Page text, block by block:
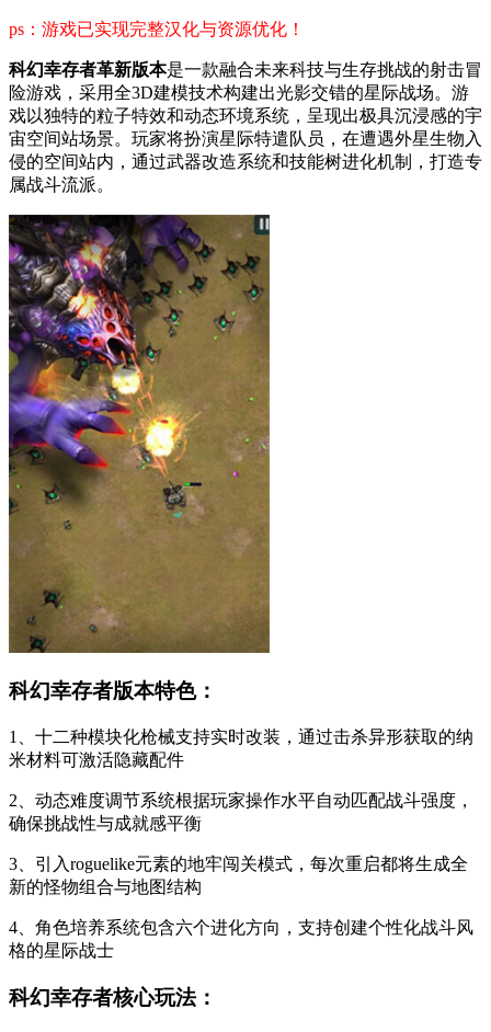
ps：游戏已实现完整汉化与资源优化！
科幻幸存者革新版本是一款融合未来科技与生存挑战的射击冒
险游戏，采用全3D建模技术构建出光影交错的星际战场。游
戏以独特的粒子特效和动态环境系统，呈现出极具沉浸感的宇
宙空间站场景。玩家将扮演星际特遣队员，在遭遇外星生物入
侵的空间站内，通过武器改造系统和技能树进化机制，打造专
属战斗流派。
科幻幸存者版本特色：
1、十二种模块化枪械支持实时改装，通过击杀异形获取的纳
米材料可激活隐藏配件
2、动态难度调节系统根据玩家操作水平自动匹配战斗强度，
确保挑战性与成就感平衡
3、引入roguelike元素的地牢闯关模式，每次重启都将生成全
新的怪物组合与地图结构
4、角色培养系统包含六个进化方向，支持创建个性化战斗风
格的星际战士
科幻幸存者核心玩法：